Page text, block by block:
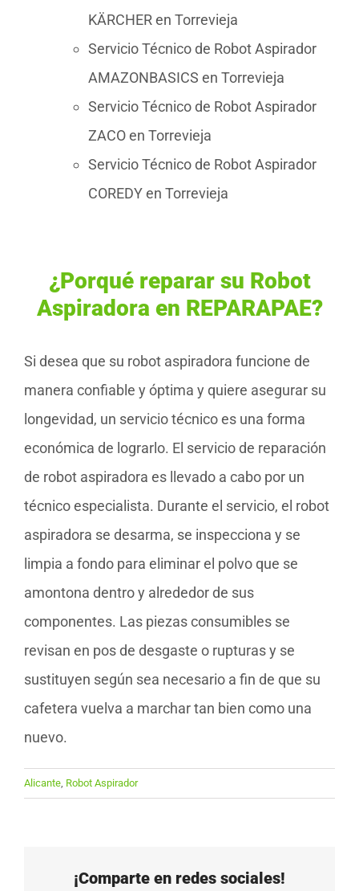
KÄRCHER en Torrevieja
Servicio Técnico de Robot Aspirador
AMAZONBASICS en Torrevieja
Servicio Técnico de Robot Aspirador
ZACO en Torrevieja
Servicio Técnico de Robot Aspirador
COREDY en Torrevieja
¿Porqué reparar su Robot
Aspiradora en REPARAPAE?
Si desea que su robot aspiradora funcione de
manera confiable y óptima y quiere asegurar su
longevidad, un servicio técnico es una forma
económica de lograrlo. El servicio de reparación
de robot aspiradora es llevado a cabo por un
técnico especialista. Durante el servicio, el robot
aspiradora se desarma, se inspecciona y se
limpia a fondo para eliminar el polvo que se
amontona dentro y alrededor de sus
componentes. Las piezas consumibles se
revisan en pos de desgaste o rupturas y se
sustituyen según sea necesario a fin de que su
cafetera vuelva a marchar tan bien como una
nuevo.
Alicante Robot Aspirador
¡Comparte en redes sociales!